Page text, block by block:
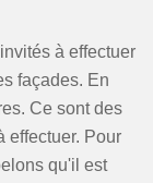
à effectuer
façades. En
Ce sont des
effectuer. Pour
qu'il est